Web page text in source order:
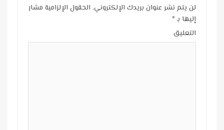
لن يتم نشر عنوان بريدك الإلكتروني. الحقول الإلزامية مشار
إليها بـ*
التعليق